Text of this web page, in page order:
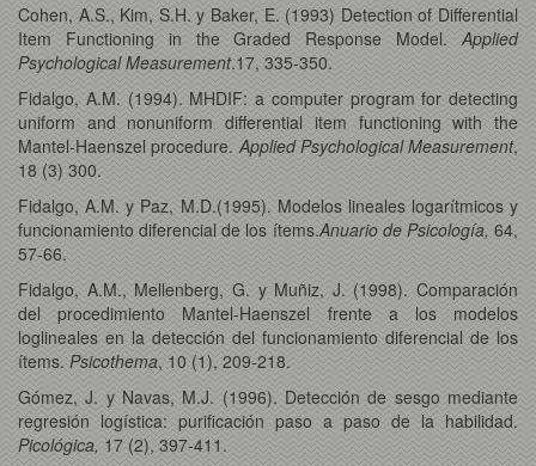
Cohen, A.S., Kim, S.H. y Baker, E. (1993) Detection of Differential
Item Functioning in the Graded Response Model. Applied
Psychological Measurement.17, 335-350.
Fidalgo, A.M. (1994). MHDIF: a computer program for detecting
uniform and nonuniform differential item functioning with the
Mantel-Haenszel procedure. Applied Psychological Measurement,
18 (3) 300.
Fidalgo, A.M. y Paz, M.D.(1995). Modelos lineales logarítmicos y
funcionamiento diferencial de los ítems.Anuario de Psicología, 64,
57-66.
Fidalgo, A.M., Mellenberg, G. y Muñiz, J. (1998). Comparación
del procedimiento Mantel-Haenszel frente a los modelos
loglineales en la detección del funcionamiento diferencial de los
ítems. Psicothema, 10 (1), 209-218.
Gómez, J. y Navas, M.J. (1996). Detección de sesgo mediante
regresión logística: purificación paso a paso de la habilidad.
Picológica, 17 (2), 397-411.